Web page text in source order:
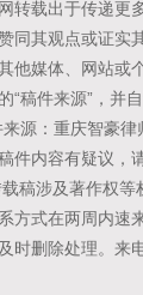
转载出于传递更
同其观点或证实
他媒体、网站或
“稿件来源”，并
源：重庆智豪
件内容有疑议，
稿涉及著作权等
方式在两周内速
时删除处理。来